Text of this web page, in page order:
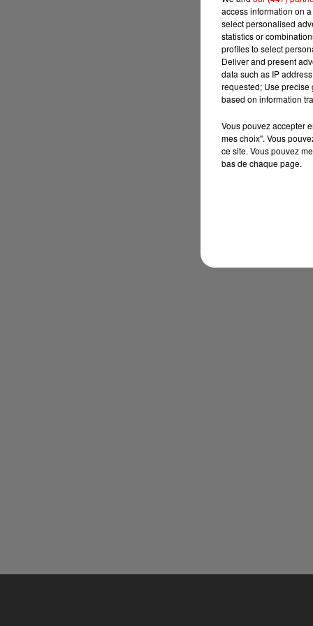
access information on
select personalised
statistics or
profiles to select
Deliver and present
data such as IP
requested; Use precise
based on information
Vous pouvez accepter
mes choix". Vous
ce site. Vous pouvez
bas de chaque page.